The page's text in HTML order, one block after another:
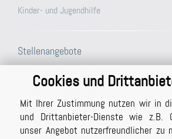
Cookies und
Mit Ihrer Zustimmung nutzen wir in
und Drittanbieter-Dienste wie z.B.
unser Angebot nutzerfreundlicher zu
Kinder- und Jugendhilfe
Stellenangebote
Steuerfachangestellte (m/w/d)
Büroassistenz (m/w/d) für unsere
Schreibbüro in Vollzeit (ggf. auch Teilzeit